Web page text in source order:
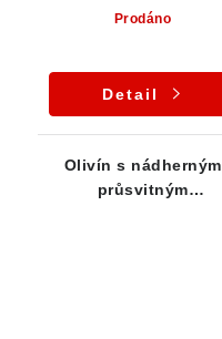
Prodáno
Detail
Olivín s nádherným
průsvitným